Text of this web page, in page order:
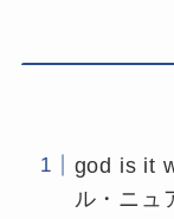
god is it
ル・ニュ